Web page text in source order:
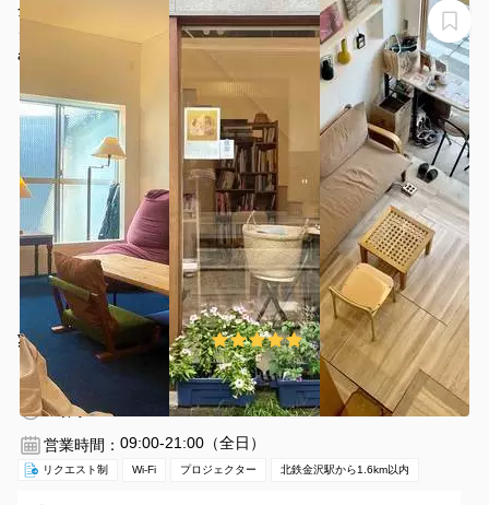
金沢市東山【スペースB】カーペットフロアでミーティン
グやワークショップなどに！（～7名）
amu スペースB
¥1155 〜 ¥1155 /時間 5.0
(1件)
北鉄金沢駅 徒歩20分石川県金沢市東山3-11-10
1〜7名
1時間〜
営業時間： 09:00-21:00（全日）
リクエスト制 Wi-Fi プロジェクター 北鉄金沢駅から1.6km以内